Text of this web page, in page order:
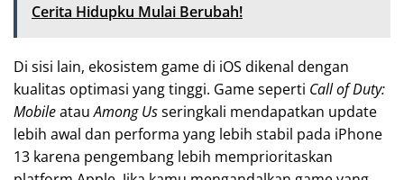
Cerita Hidupku Mulai Berubah!
Di sisi lain, ekosistem game di iOS dikenal dengan
kualitas optimasi yang tinggi. Game seperti Call of Duty:
MobileatauAmong Usseringkali mendapatkan update
lebih awal dan performa yang lebih stabil pada iPhone
13 karena pengembang lebih memprioritaskan